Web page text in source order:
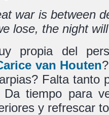
war is between
lose, the night
propia del
van Houten
Falta tanto
Da tiempo para
y refrescar